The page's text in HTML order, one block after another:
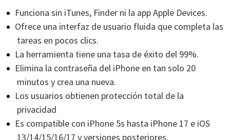
Funciona sin iTunes, Finder ni la app Apple Devices.
Ofrece una interfaz de usuario fluida que completa las
tareas en pocos clics.
La herramienta tiene una tasa de éxito del 99%.
Elimina la contraseña del iPhone en tan solo 20
minutos y crea una nueva.
Los usuarios obtienen protección total de la
privacidad
Es compatible con iPhone 5s hasta iPhone 17 e iOS
13/14/15/16/17 y versiones posteriores.